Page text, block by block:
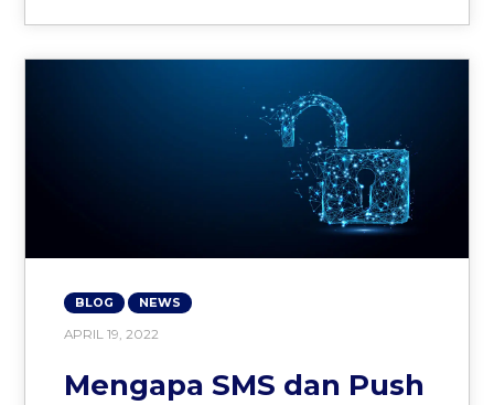
BLOG NEWS
APRIL 19, 2022
Mengapa SMS dan Push